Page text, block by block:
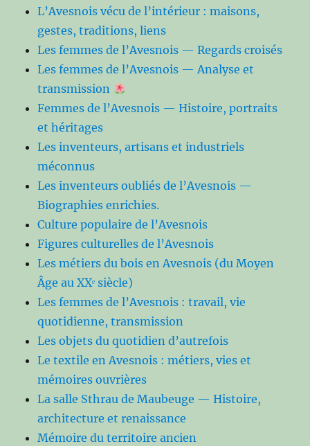
L’Avesnois vécu de l’intérieur : maisons,
gestes, traditions, liens
Les femmes de l’Avesnois — Regards croisés
Les femmes de l’Avesnois — Analyse et
transmission
Femmes de l’Avesnois — Histoire, portraits
et héritages
Les inventeurs, artisans et industriels
méconnus
Les inventeurs oubliés de l’Avesnois —
Biographies enrichies.
Culture populaire de l’Avesnois
Figures culturelles de l’Avesnois
Les métiers du bois en Avesnois (du Moyen
Âge au XXᵉ siècle)
Les femmes de l’Avesnois : travail, vie
quotidienne, transmission
Les objets du quotidien d’autrefois
Le textile en Avesnois : métiers, vies et
mémoires ouvrières
La salle Sthrau de Maubeuge — Histoire,
architecture et renaissance
Mémoire du territoire ancien